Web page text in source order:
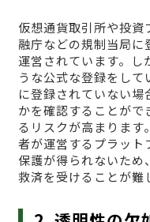
仮想通貨取引所や投資
融庁などの規制当局に
運営されています。
うな公式な登録をし
に登録されていない場
かを確認することがで
るリスクが高まります
者が運営するプラット
保護が得られないため
救済を受けることが難